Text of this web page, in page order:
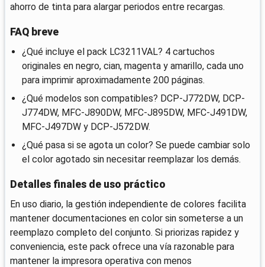
ahorro de tinta para alargar periodos entre recargas.
FAQ breve
¿Qué incluye el pack LC3211VAL? 4 cartuchos
originales en negro, cian, magenta y amarillo, cada uno
para imprimir aproximadamente 200 páginas.
¿Qué modelos son compatibles? DCP-J772DW, DCP-
J774DW, MFC-J890DW, MFC-J895DW, MFC-J491DW,
MFC-J497DW y DCP-J572DW.
¿Qué pasa si se agota un color? Se puede cambiar solo
el color agotado sin necesitar reemplazar los demás.
Detalles finales de uso práctico
En uso diario, la gestión independiente de colores facilita
mantener documentaciones en color sin someterse a un
reemplazo completo del conjunto. Si priorizas rapidez y
conveniencia, este pack ofrece una vía razonable para
mantener la impresora operativa con menos